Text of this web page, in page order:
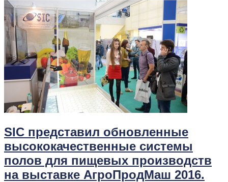
SIC представил обновленные
высококачественные системы
полов для пищевых производств
на выставке АгроПродМаш 2016.